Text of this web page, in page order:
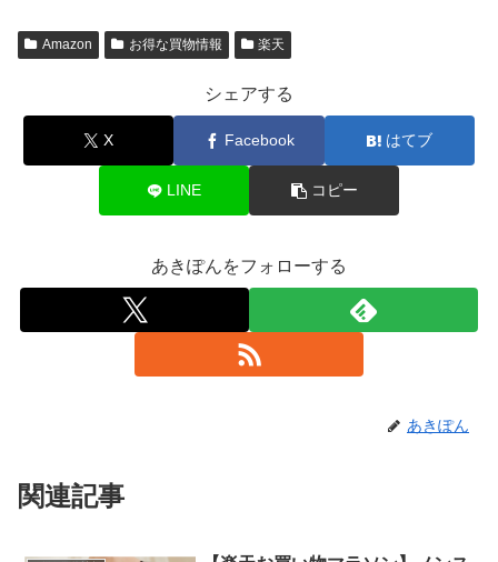
Amazon お得な買物情報 楽天
シェアする
X Facebook はてブ
LINE コピー
あきぽんをフォローする
あきぽん
関連記事